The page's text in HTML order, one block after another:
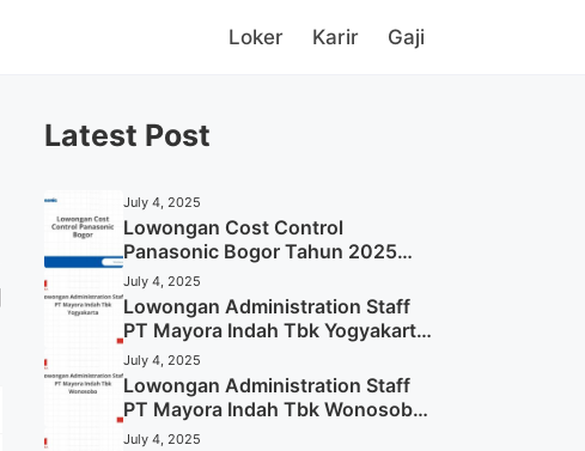
Loker Karir Gaji
Latest Post
July 4, 2025
Lowongan Cost Control
Panasonic Bogor Tahun 2025
(Lamar Sekarang)
July 4, 2025
Lowongan Administration Staff
PT Mayora Indah Tbk Yogyakarta
Tahun 2025
July 4, 2025
Lowongan Administration Staff
PT Mayora Indah Tbk Wonosobo
Tahun 2025 (Lamar Sekarang)
July 4, 2025